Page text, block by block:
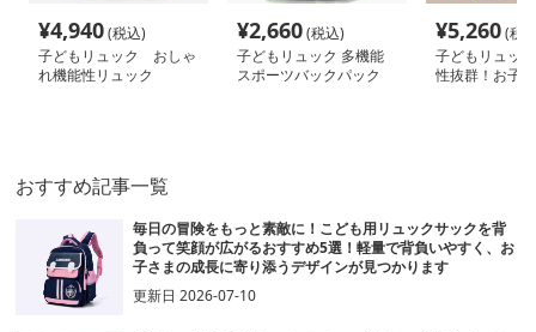
¥4,940(税込)
子どもリュック おしゃ
れ機能性リュック
¥2,660(税込)
子どもリュック 多機能
スポーツバックパック
¥5,260(税
子どもリュッ
性抜群！お子
おすすめ記事一覧
毎日の冒険をもっと素敵に！こども用リュックサックを背
負って笑顔が広がるおすすめ5選！軽量で背負いやすく、お
子さまの成長に寄り添うデザインが見つかります
更新日2026-07-10